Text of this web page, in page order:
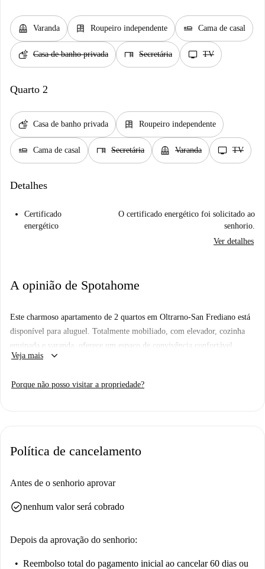
balcony Varanda dresser Roupeiro independente airline_seat_flat Cama de casal
soap Casa de banho privada desk Secretária tv TV
Quarto 2
soap Casa de banho privada dresser Roupeiro independente
airline_seat_flat Cama de casal desk Secretária balcony Varanda tv TV
Detalhes
Certificado
energético
O certificado energético foi solicitado ao
senhorio.
Ver detalhes
A opinião de Spotahome
Este charmoso apartamento de 2 quartos em Oltrarno-San Frediano está
disponível para aluguel. Totalmente mobiliado, com elevador, cozinha
equipada e varanda, oferece um espaço de convivência confortável.
Todas as contas estão inclusas, tornando-o uma opção conveniente para
de seleção para garantir confiabilidade.
Frediano e a Ricordo Fabbrica Pignone Fondata nel 1842, que
Veja mais keyboard_arrow_down
Porque não posso visitar a propriedade?
Política de cancelamento
Antes de o senhorio aprovar
check_circlenenhum valor será cobrado
Depois da aprovação do senhorio:
Reembolso total do pagamento inicial ao cancelar 60 dias ou